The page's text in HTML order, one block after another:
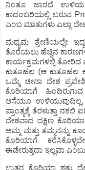
ನಿಂತೂ ಜಾರದೆ
ಕಾದಂಬರಿಯಲ್ಲಿ ಬರುವ
ಎಂಬ ಮಾತುಗಳು ಎಲ್ಲಾ
ಮಧ್ಯಮ ಶ್ರೇಣಿಯಲ್ಲೇ
ತೊರೆಯಲು ಹೆಚ್ಚಿನ
ಕಾರ್ಯಕ್ರಮಗಳಲ್ಲಿ
ಕುತೂಹಲ (ಆ ಕುತೂಹಲ
ಒಮ್ಮೆ ಚೀನಾ ದೇಶ
ಕೊರಿಯಾಗೆ ಹಿಂದಿರುಗುವ
ಆಸೆಯೂ ಉಳಿಯುವುದಿಲ್ಲ.
ಪ್ರಾಂತ್ಯಕ್ಕೆ ತೆರಳುತ್ತಾ ನಕಲಿ
ದೇಶವಾದ ದಕ್ಷಿಣ
ಅಮ್ಮ ಮತ್ತು ತಮ್ಮನನ್ನು
ಕೊರಿಯಾಗೆ
ಈಡೇರುತ್ತದಾ ಇಲ್ಲವಾ
ಉತ್ತರ ಕೊರಿಯಾ ಶತ್ರು